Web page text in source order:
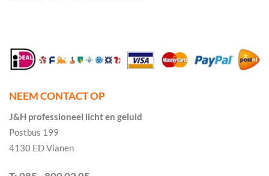
NEEM CONTACT OP
J&H professioneel licht en geluid
Postbus 199
4130 ED Vianen